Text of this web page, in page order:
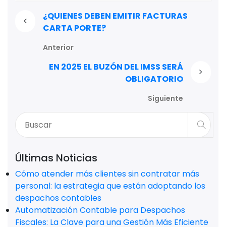
¿QUIENES DEBEN EMITIR FACTURAS
CARTA PORTE?
Anterior
EN 2025 EL BUZÓN DEL IMSS SERÁ
OBLIGATORIO
Siguiente
Últimas Noticias
Cómo atender más clientes sin contratar más
personal: la estrategia que están adoptando los
despachos contables
Automatización Contable para Despachos
Fiscales: La Clave para una Gestión Más Eficiente